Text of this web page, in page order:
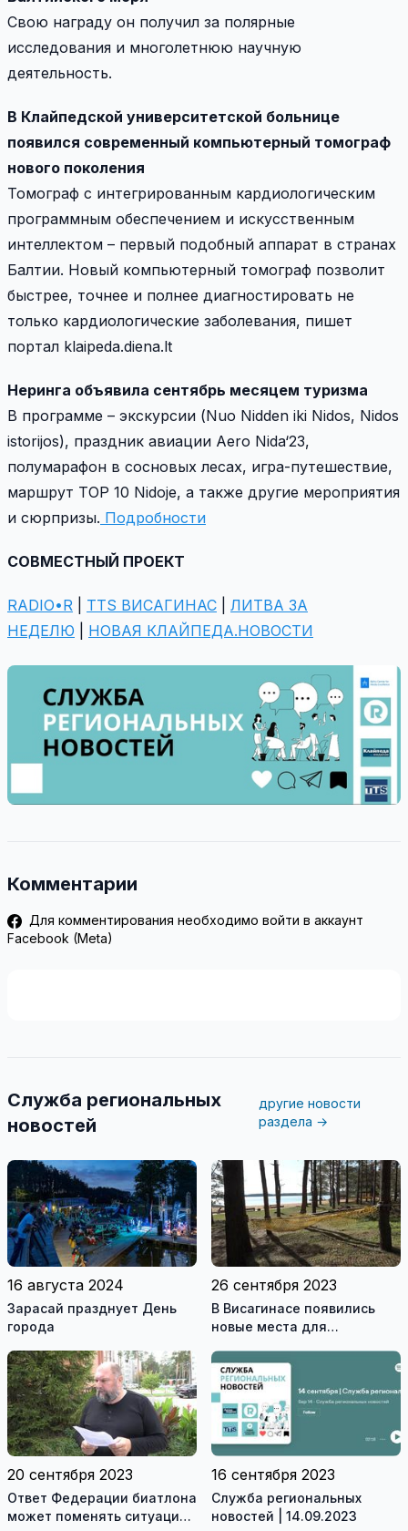
Свою награду он получил за полярные
исследования и многолетнюю научную
деятельность.
В Клайпедской университетской больнице
появился современный компьютерный томограф
нового поколения
Томограф с интегрированным кардиологическим
программным обеспечением и искусственным
интеллектом – первый подобный аппарат в странах
Балтии. Новый компьютерный томограф позволит
быстрее, точнее и полнее диагностировать не
только кардиологические заболевания, пишет
портал klaipeda.diena.lt
Неринга объявила сентябрь месяцем туризма
В программе – экскурсии (Nuo Nidden iki Nidos, Nidos
istorijos), праздник авиации Aero Nida‘23,
полумарафон в сосновых лесах, игра-путешествие,
маршрут TOP 10 Nidoje, а также другие мероприятия
и сюрпризы. Подробности
СОВМЕСТНЫЙ ПРОЕКТ
RADIO•R TTS ВИСАГИНАС
ЛИТВА ЗА
НЕДЕЛЮ
НОВАЯ КЛАЙПЕДА.НОВОСТИ
Комментарии
Для комментирования необходимо войти в аккаунт
Facebook (Meta)
Служба региональных
новостей
другие новости
раздела →
16 августа 2024
Зарасай празднует День
города
26 сентября 2023
В Висагинасе появились
новые места для
взрослых (видео)
20 сентября 2023
Ответ Федерации биатлона
может поменять ситуацию
16 сентября 2023
Служба региональных
новостей | 14.09.2023